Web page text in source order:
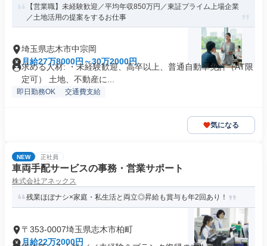
【営業職】未経験歓迎／平均年収850万円／東証プライム上場企業
／土地活用の提案をするお仕事
埼玉県志木市中宗岡
月給27万8000円～30万2000円
求める人材: ・未経験歓迎、高卒以上、普通自動車免許（AT限
定可） 土地、不動産に...
即日勤務OK 交通費支給
気になる
NEW 正社員
車両手配サービスの事務・営業サポート
株式会社アネックス
残業ほぼナシ×家庭・私生活と両立◎昇給も賞与も年2回あり！
〒353-0007埼玉県志木市柏町
月給22万2000円